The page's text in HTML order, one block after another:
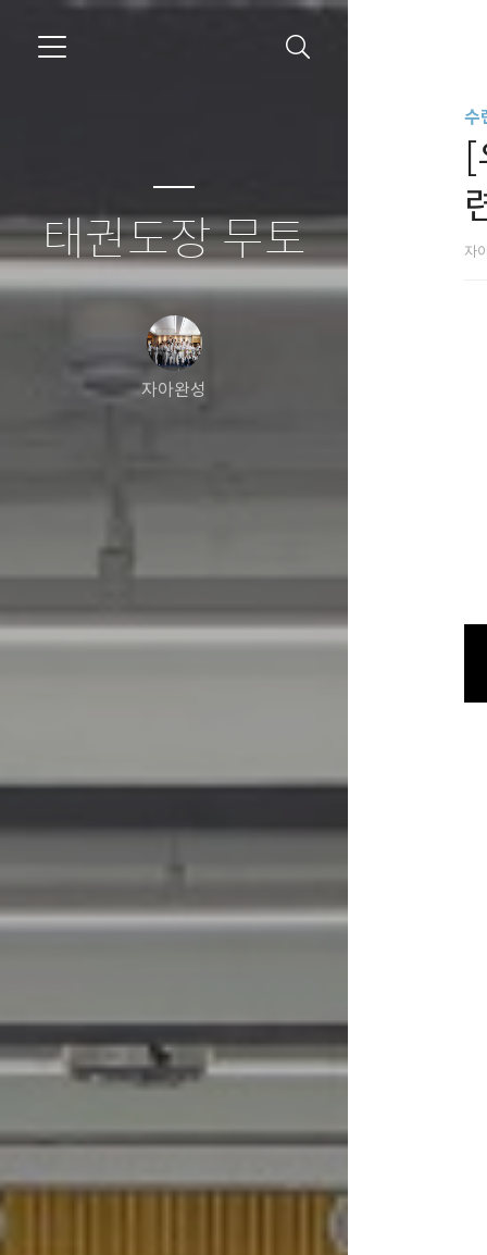
태권도장 무토
자아완성
수
자